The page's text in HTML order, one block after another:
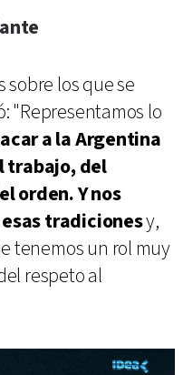
los que se
"Representamos lo
a la Argentina
trabajo, del
orden. Y nos
tradicionesy,
tenemos un rol muy
respeto al